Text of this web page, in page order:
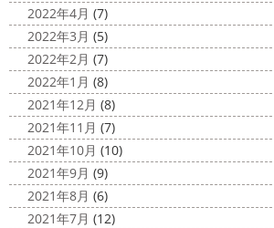
2022年4月 (7)
2022年3月 (5)
2022年2月 (7)
2022年1月 (8)
2021年12月 (8)
2021年11月 (7)
2021年10月 (10)
2021年9月 (9)
2021年8月 (6)
2021年7月 (12)